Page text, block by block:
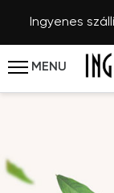
Ingyenes
MENU